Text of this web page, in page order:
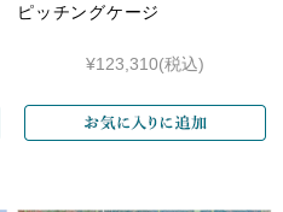
ピッチングケージ
¥123,310(税込)